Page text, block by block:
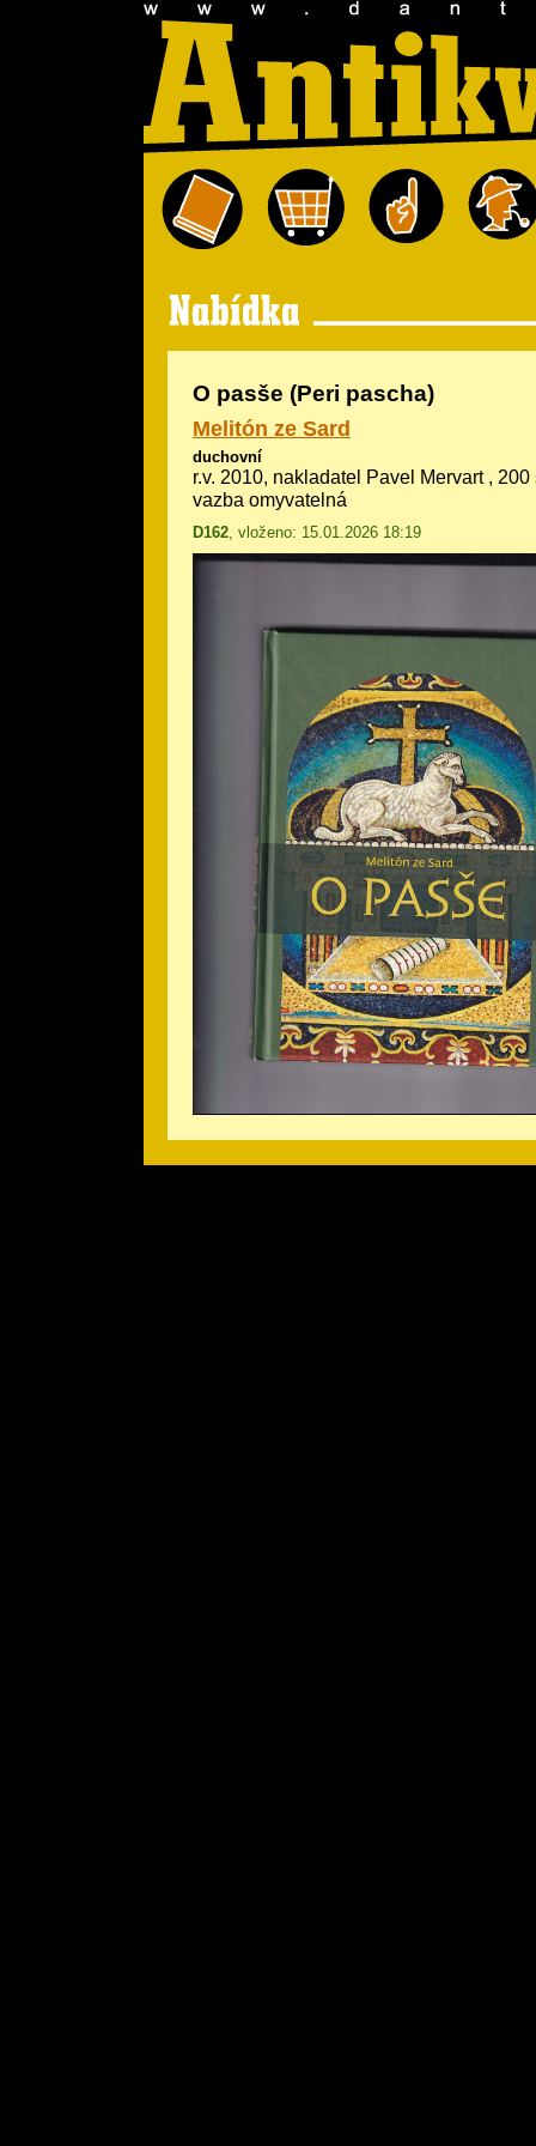
O pasše (Peri pascha)
Melitón ze Sard
duchovní
r.v. 2010, nakladatel Pavel Mervart ,
vazba omyvatelná
D162, vloženo: 15.01.2026 18:19